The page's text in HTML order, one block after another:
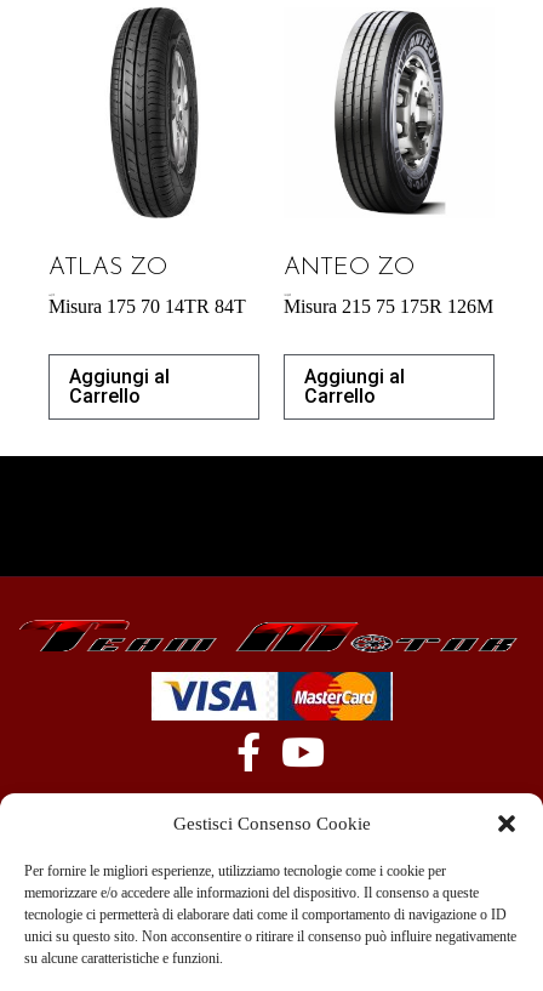
Gestisci Consenso Cookie
Per fornire le migliori esperienze, utilizziamo tecnologie come i cookie per
memorizzare e/o accedere alle informazioni del dispositivo. Il consenso a queste
tecnologie ci permetterà di elaborare dati come il comportamento di navigazione o ID
unici su questo sito. Non acconsentire o ritirare il consenso può influire negativamente
su alcune caratteristiche e funzioni.
ATLAS ZO
Misura 175 70 14TR 84T
Aggiungi al
Carrello
ANTEO ZO
Misura 215 75 175R 126M
Aggiungi al
Carrello
+39 351 970 89 33
info@teammotor.it